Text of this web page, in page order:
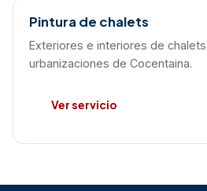
Pintura de chalets
Exteriores e interiores de
urbanizaciones de Cocentaina.
Ver servicio